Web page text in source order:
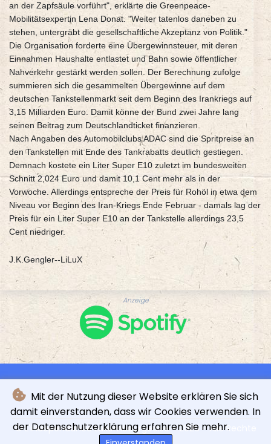
Mit der Nutzung dieser Website erklären Sie sich
damit einverstanden, dass wir Cookies verwenden. In
der Datenschutzerklärung erfahren Sie mehr.
an der Zapfsäule vorführt", erklärte die Greenpeace-
Mobilitätsexpertin Lena Donat. "Weiter tatenlos daneben zu
stehen, untergräbt die gesellschaftliche Akzeptanz von Politik."
Die Organisation forderte eine Übergewinnsteuer, mit deren
Einnahmen Haushalte entlastet und Bahn sowie öffentlicher
Nahverkehr gestärkt werden sollen. Der Berechnung zufolge
summieren sich die gesammelten Übergewinne auf dem
deutschen Tankstellenmarkt seit dem Beginn des Irankriegs auf
3,15 Milliarden Euro. Damit könne der Bund zwei Jahre lang
seinen Beitrag zum Deutschlandticket finanzieren.
Nach Angaben des Automobilclubs ADAC sind die Spritpreise an
den Tankstellen mit Ende des Tankrabatts deutlich gestiegen.
Demnach kostete ein Liter Super E10 zuletzt im bundesweiten
Schnitt 2,024 Euro und damit 10,1 Cent mehr als in der
Vorwoche. Allerdings entspreche der Preis für Rohöl in etwa dem
Niveau vor Beginn des Iran-Kriegs Ende Februar - damals lag der
Preis für ein Liter Super E10 an der Tankstelle allerdings 23,5
Cent niedriger.
J.K.Gengler--LiLuX
Anzeige
© L'indépendance Luxembourgeoise - 2026 - Alle Rechte
vorbehalten